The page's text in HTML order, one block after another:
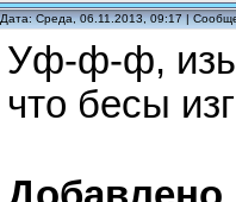
Дата: Среда, 06.11.2013, 09:17 |
Уф-ф-ф,
что бесы